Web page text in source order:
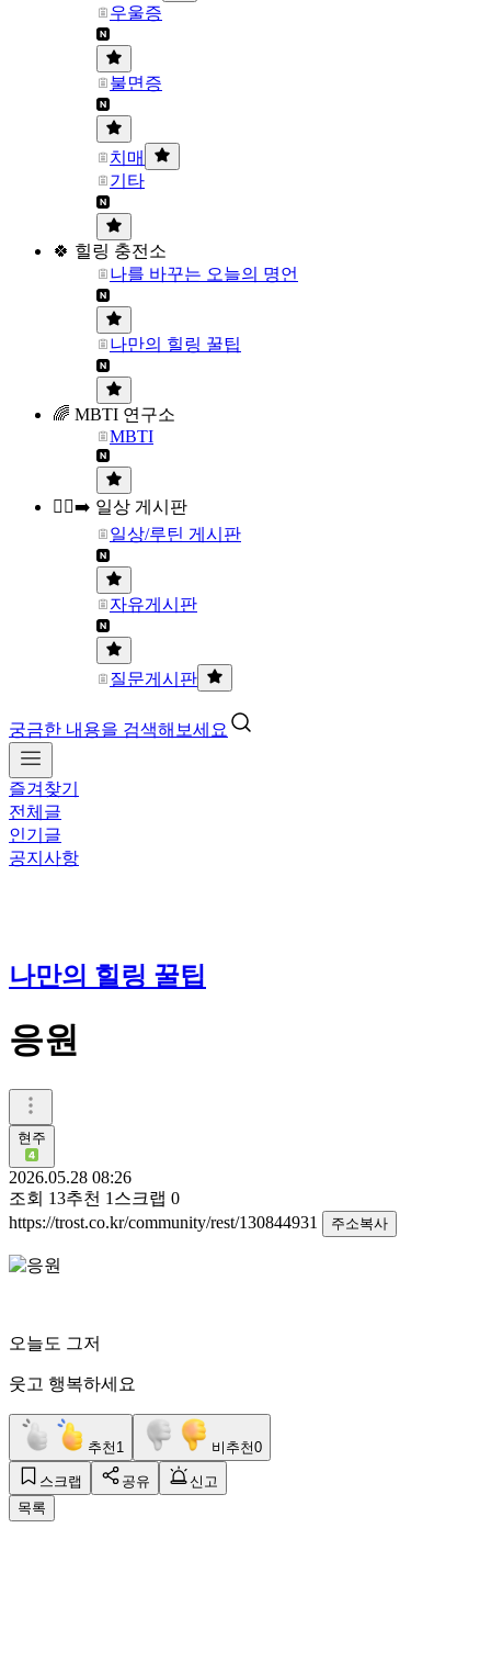
우울증
불면증
치매
기타
🍀 힐링 충전소
나를 바꾸는 오늘의 명언
나만의 힐링 꿀팁
🌈 MBTI 연구소
MBTI
🏃‍♀️‍➡️ 일상 게시판
일상/루틴 게시판
자유게시판
질문게시판
궁금한 내용을 검색해보세요
즐겨찾기
전체글
인기글
공지사항
나만의 힐링 꿀팁
응원
현주
2026.05.28 08:26
조회 13추천 1 스크랩 0
https://trost.co.kr/community/rest/130844931
주소복사
오늘도 그저
웃고 행복하세요
추천 1 비추천0
스크랩 공유
신고
목록